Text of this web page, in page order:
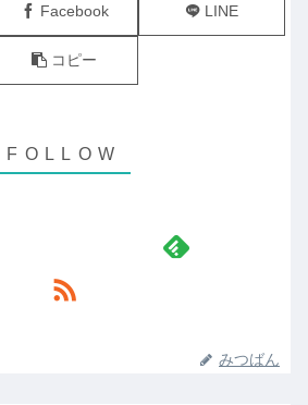
Facebook LINE
コピー
みつばん